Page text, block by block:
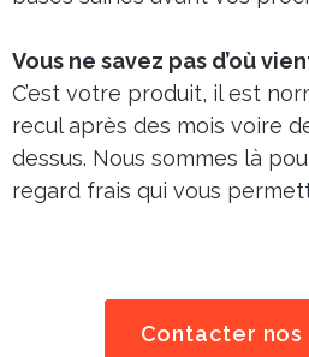
Vous ne savez pas d’où
C’est votre produit, il est
recul après des mois voire
dessus. Nous sommes là
regard frais qui vous
Contacter